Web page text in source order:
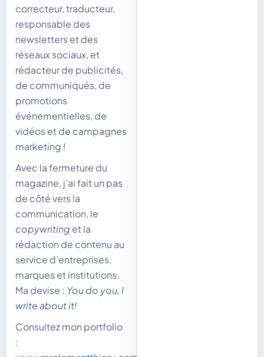
correcteur, traducteur,
responsable des
newsletters et des
réseaux sociaux, et
rédacteur de publicités,
de communiqués, de
promotions
événementielles, de
vidéos et de campagnes
marketing !
Avec la fermeture du
magazine, j’ai fait un pas
de côté vers la
communication, le
copywriting et la
rédaction de contenu au
service d’entreprises,
marques et institutions.
Ma devise : You do you, I
write about it!
Consultez mon portfolio
: